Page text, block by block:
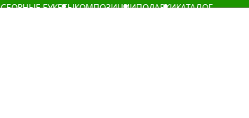
СБОРНЫЕ БУКЕТЫКОМПОЗИЦИИПОДАРКИКАТАЛОГ